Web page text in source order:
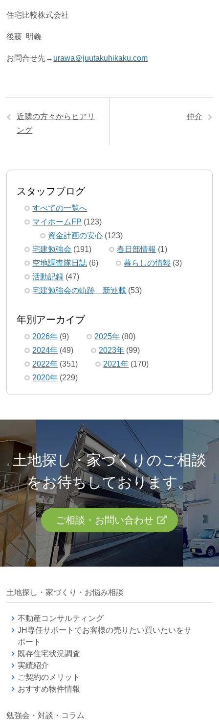
住宅比較株式会社
後藤 明義
お問合せ先→ urawa＠juutakuhikaku.com
近隣の方々からヒアリ
ング
仲介
スタッフブログ
すべての一覧へ
マイホームFP (123)
資金計画の安心 (123)
宅建勉強会 (191) 春日部情報 (1)
空地調査隊日誌 (6) 暮らしの情報 (3)
活動記録 (47)
宅建勉強会の軌跡 新連載 (53)
年別アーカイブ
2026年 (9) 2025年 (80)
2024年 (49) 2023年 (99)
2022年 (351) 2021年 (170)
2020年 (229)
土地探し・家づくりのご相談
をお待ちしております。
ご相談・お問い合わせ
土地探し・家づくり・お悩み相談
不動産コンサルティング
JH専任サポートでお客様の売りたい買いたいをサ
ポート
既存住宅状況調査
実績紹介
ご契約のメリット
おすすめ物件情報
勉強会・対談・コラム